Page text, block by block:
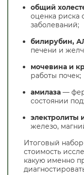
общий
оценка риска
заболеваний;
билирубин,
печени и
мочевина и
работы почек;
амилаза —
состоянии
электролиты
железо,
Итоговый набор
стоимость
какую именно